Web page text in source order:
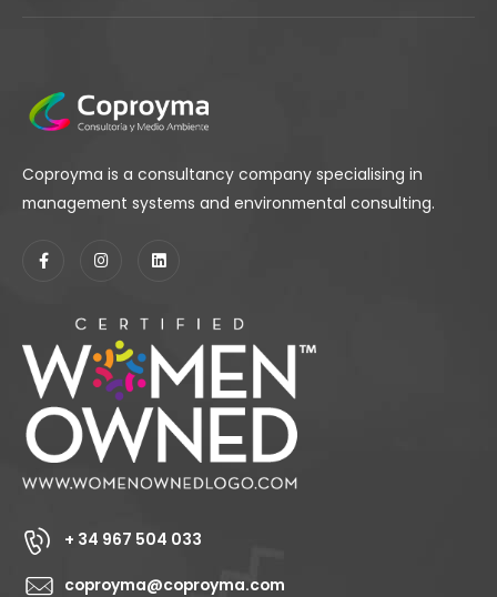
Coproyma is a consultancy company specialising in
management systems and environmental consulting.
+ 34 967 504 033
coproyma@coproyma.com